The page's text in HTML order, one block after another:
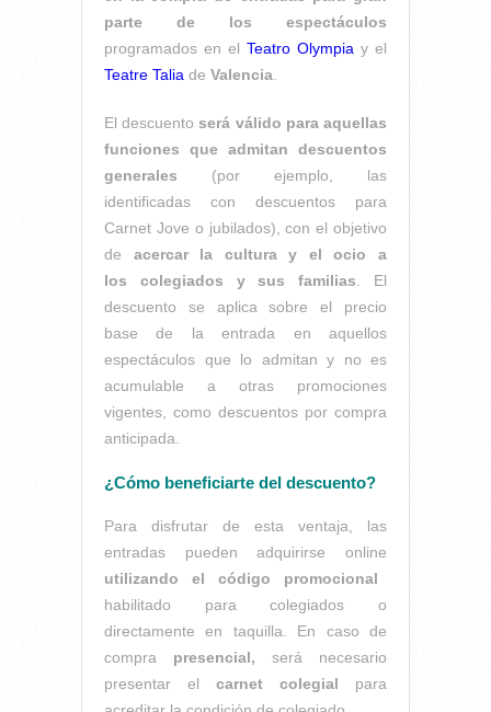
parte de los espectáculos
programados en el Teatro Olympia y el
Teatre Talia de Valencia
El descuento será válido para aquellas
funciones que admitan descuentos
generales (por ejemplo, las
identificadas con descuentos para
Carnet Jove o jubilados), con el objetivo
de acercar la cultura y el ocio a
los colegiados y sus familias . El
descuento se aplica sobre el precio
base de la entrada en aquellos
espectáculos que lo admitan y no es
acumulable a otras promociones
vigentes, como descuentos por compra
anticipada.
¿Cómo beneficiarte del descuento?
Para disfrutar de esta ventaja, las
entradas pueden adquirirse online
utilizando el código promocional
habilitado para colegiados o
directamente en taquilla. En caso de
compra presencial, será necesario
presentar el carnet colegial para